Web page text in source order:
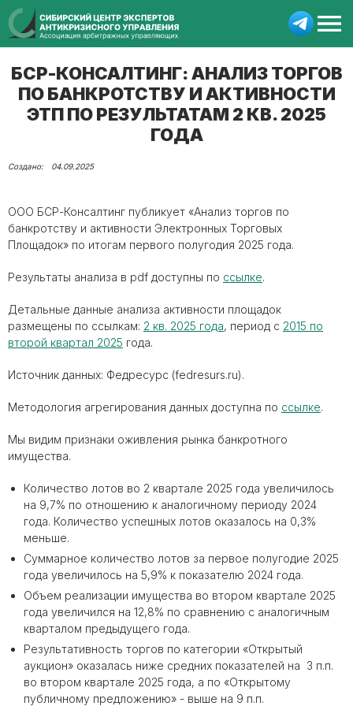
БСР-КОНСАЛТИНГ: АНАЛИЗ ТОРГОВ
ПО БАНКРОТСТВУ И АКТИВНОСТИ
ЭТП ПО РЕЗУЛЬТАТАМ 2 КВ. 2025
ГОДА
04.09.2025
ООО БСР-Консалтинг публикует «Анализ торгов по
банкротству и активности Электронных Торговых
Площадок» по итогам первого полугодия 2025 года.
Результаты анализа в pdf доступны по ссылке.
Детальные данные анализа активности площадок
размещены по ссылкам: 2 кв. 2025 года, период с 2015 по
второй квартал 2025 года.
Источник данных: Федресурс (fedresurs.ru).
Методология агрегирования данных доступна по ссылке.
Мы видим признаки оживления рынка банкротного
имущества.
Количество лотов во 2 квартале 2025 года увеличилось
на 9,7% по отношению к аналогичному периоду 2024
года. Количество успешных лотов оказалось на 0,3%
меньше.
Суммарное количество лотов за первое полугодие 2025
года увеличилось на 5,9% к показателю 2024 года.
Объем реализации имущества во втором квартале 2025
года увеличился на 12,8% по сравнению с аналогичным
кварталом предыдущего года.
Результативность торгов по категории «Открытый
аукцион» оказалась ниже средних показателей на 3 п.п.
во втором квартале 2025 года, а по «Открытому
публичному предложению» - выше на 9 п.п.